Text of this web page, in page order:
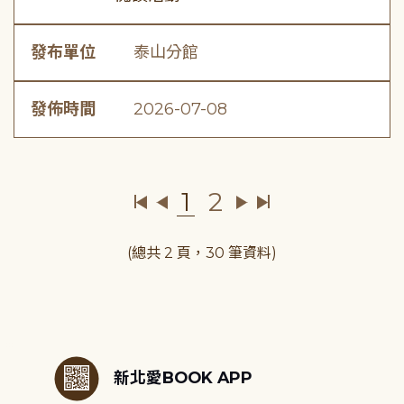
發布單位 泰山分館
發佈時間 2026-07-08
1 2
(總共 2 頁，30 筆資料)
新北愛BOOK APP